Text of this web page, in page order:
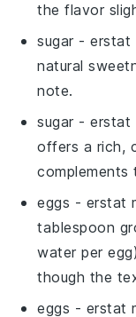
the flavor
sugar - erstat
natural
note.
sugar - erstat
offers a rich,
complements
eggs - erstat
tablespoon
water per
though the
eggs - erstat